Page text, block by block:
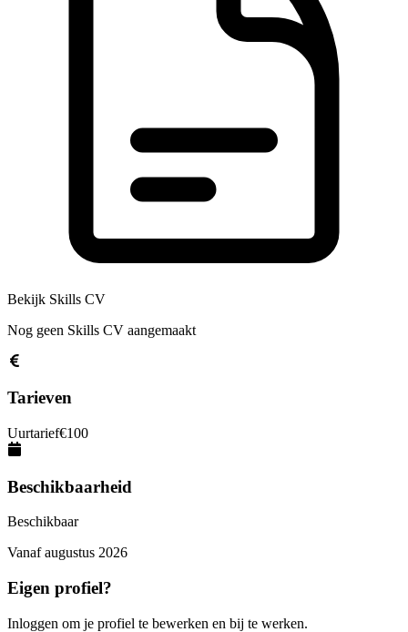
Bekijk Skills CV
Nog geen Skills CV aangemaakt
Tarieven
Uurtarief€100
Beschikbaarheid
Beschikbaar
Vanaf augustus 2026
Eigen profiel?
Inloggen om je profiel te bewerken en bij te werken.